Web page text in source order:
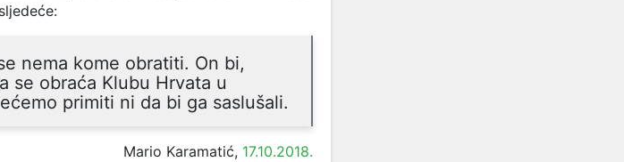
nema kome obratiti. On bi,
se obraća Klubu Hrvata u
primiti ni da bi ga saslušali.
Mario Karamatić, 17.10.2018.